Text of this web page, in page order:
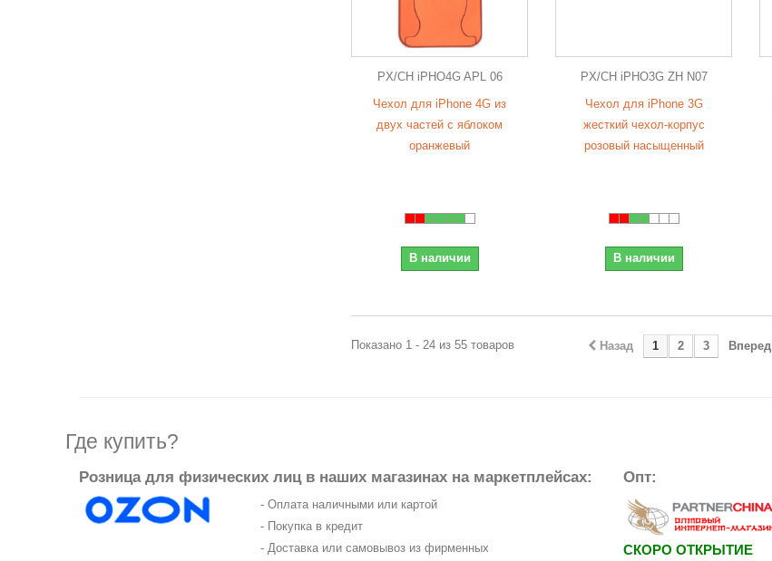
PX/CH iPHO4G APL 06
Чехол для iPhone 4G из
двух частей с яблоком
оранжевый
В наличии
PX/CH iPHO3G ZH N07
Чехол для iPhone 3G
жесткий чехол-корпус
розовый насыщенный
В наличии
Назад 1 2 3 Вперед
Показано 1 - 24 из 55 товаров
Где купить?
Розница для физических лиц в наших магазинах на маркетплейсах:
- Оплата наличными или картой
- Покупка в кредит
- Доставка или самовывоз из фирменных
Опт:
СКОРО ОТКРЫТИЕ